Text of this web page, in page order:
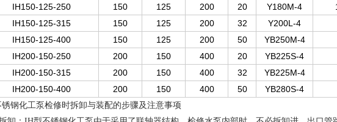
IH150-125-250
150 125 200 20 Y180M-4
IH150-125-315
150 125 200 32 Y200L-4
IH150-125-400
150 125 200 50 YB250M-4
IH200-150-250
200 150 400 20 YB225S-4
IH200-150-315
200 150 400 32 YB225M-4
IH200-150-400
200 150 400 50 YB280S-4
锈钢化工泵检修时拆卸与装配的步骤及注意事项